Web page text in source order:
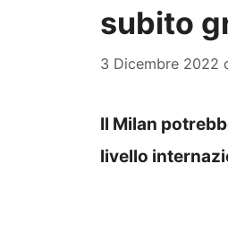
subito
3 Dicembre 2022
Il Milan
livello